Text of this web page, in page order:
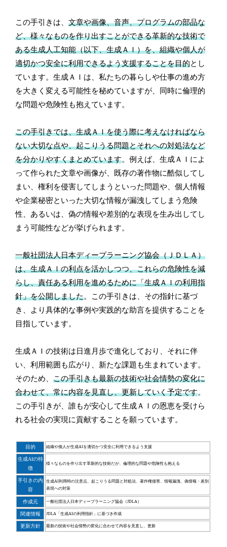
この手引きは、文章や画像、音声、プログラムの部品な
ど、様々なものを作り出すことができる革新的な技術で
ある生成人工知能（以下、生成ＡＩ）を、組織や個人が
適切かつ安全に利用できるよう支援することを目的とし
ています。生成ＡＩは、私たちの暮らしや仕事の進め方
を大きく変える可能性を秘めていますが、同時に倫理的
な問題や危険性も抱えています。
この手引きでは、生成ＡＩを使う際に考えなければなら
ない大切な点や、起こりうる問題とそれへの対処法など
を分かりやすくまとめています。例えば、生成ＡＩによ
って作られた文章や画像が、既存の著作物に酷似してし
まい、権利を侵害してしまうといった問題や、個人情報
や企業秘密といった大切な情報が漏洩してしまう危険
性、あるいは、偽の情報や差別的な表現を生み出してし
まう可能性などが挙げられます。
一般社団法人日本ディープラーニング協会（ＪＤＬＡ）
は、生成ＡＩの利点を活かしつつ、これらの危険性を減
らし、責任ある利用を進めるために「生成ＡＩの利用指
針」を公開しました。この手引きは、その指針に基づ
き、より具体的な事例や実践的な助言を提供することを
目指しています。
生成ＡＩの技術は日進月歩で進化しており、それに伴
い、利用範囲も広がり、新たな課題も生まれています。
そのため、この手引きも最新の技術や社会情勢の変化に
合わせて、常に内容を見直し、更新していく予定です。
この手引きが、誰もが安心して生成ＡＩの恩恵を受けら
れる社会の実現に貢献することを願っています。
目的 組織や個人が生成AIを適切かつ安全に利用できるよう支援
生成AIの特
徴
様々なものを作り出す革新的な技術だが、倫理的な問題や危険性も抱える
手引きの内
容
生成AI利用時の注意点、起こりうる問題と対処法、著作権侵害、情報漏洩、偽情報・差別
表現への対策
作成元 一般社団法人日本ディープラーニング協会（JDLA）
関連情報 JDLA「生成AIの利用指針」に基づき作成
更新方針 最新の技術や社会情勢の変化に合わせて内容を見直し、更新